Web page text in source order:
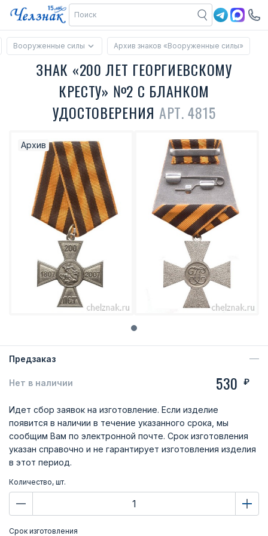
Вооруженные силы Архив знаков «Вооруженные силы»
ЗНАК «200 ЛЕТ ГЕОРГИЕВСКОМУ
КРЕСТУ» №2 С БЛАНКОМ
УДОСТОВЕРЕНИЯ АРТ. 4815
Архив
Предзаказ
Нет в наличии 530 ₽
Идет сбор заявок на изготовление. Если изделие
появится в наличии в течение указанного срока, мы
сообщим Вам по электронной почте. Срок изготовления
указан справочно и не гарантирует изготовления изделия
в этот период.
Количество, шт.
Срок изготовления